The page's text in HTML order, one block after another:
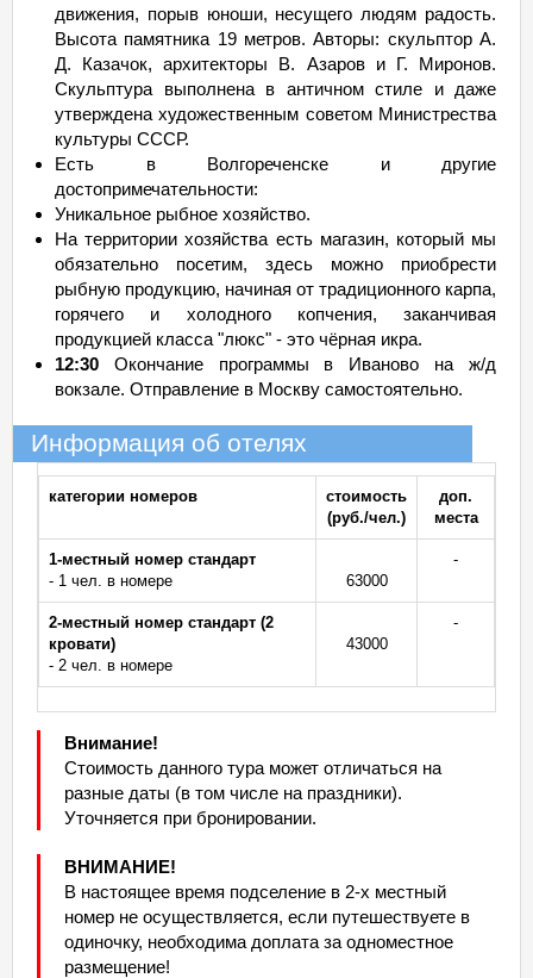
движения, порыв юноши, несущего людям радость.
Высота памятника 19 метров. Авторы: скульптор А.
Д. Казачок, архитекторы В. Азаров и Г. Миронов.
Скульптура выполнена в античном стиле и даже
утверждена художественным советом Министрества
культуры СССР.
Есть в Волгореченске и другие
достопримечательности:
Уникальное рыбное хозяйство.
На территории хозяйства есть магазин, который мы
обязательно посетим, здесь можно приобрести
рыбную продукцию, начиная от традиционного карпа,
горячего и холодного копчения, заканчивая
продукцией класса "люкс" - это чёрная икра.
12:30 Окончание программы в Иваново на ж/д
вокзале. Отправление в Москву самостоятельно.
Информация об отелях
категории номеров
стоимость
(руб./чел.)
доп.
места
1-местный номер стандарт
- 1 чел. в номере
63000
-
2-местный номер стандарт (2
кровати)
- 2 чел. в номере
43000
-
Внимание!
Стоимость данного тура может отличаться на
разные даты (в том числе на праздники).
Уточняется при бронировании.
ВНИМАНИЕ!
В настоящее время подселение в 2-х местный
номер не осуществляется, если путешествуете в
одиночку, необходима доплата за одноместное
размещение!